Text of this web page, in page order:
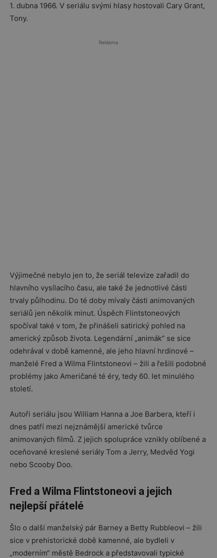
1. dubna 1966. V seriálu svými hlasy hostovali Cary Grant,
Tony.
Reklama
Výjimečné nebylo jen to, že seriál televize zařadil do
hlavního vysílacího času, ale také že jednotlivé části
trvaly půlhodinu. Do té doby mívaly části animovaných
seriálů jen několik minut. Úspěch Flintstoneových
spočíval také v tom, že přinášeli satirický pohled na
americký způsob života. Legendární „animák“ se sice
odehrával v době kamenné, ale jeho hlavní hrdinové –
manželé Fred a Wilma Flintstoneovi – žili a řešili podobné
problémy jako Američané té éry, tedy 60. let minulého
století.
Autoři seriálu jsou William Hanna a Joe Barbera, kteří i
dnes patří mezi nejznámější americké tvůrce
animovaných filmů. Z jejich spolupráce vznikly oblíbené a
oceňované kreslené seriály Tom a Jerry, Medvěd Yogi
nebo Scooby Doo.
Fred a Wilma Flintstoneovi a jejich
nejlepší přátelé
Šlo o další manželský pár Barney a Betty Rubbleovi – žili
sice v prehistorické době kamenné, ale bydleli v
„moderním“ městě Bedrock a představovali typické